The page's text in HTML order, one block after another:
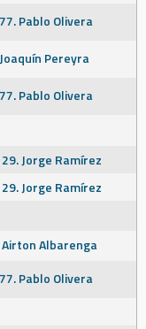
77. Pablo Olivera
Joaquín Pereyra
77. Pablo Olivera
29. Jorge Ramírez
29. Jorge Ramírez
Airton Albarenga
77. Pablo Olivera